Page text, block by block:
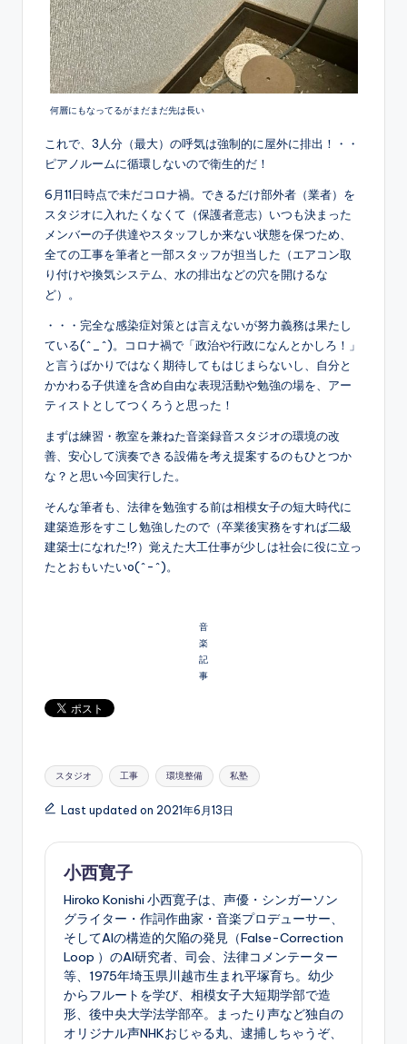
何層にもなってるがまだまだ先は長い
これで、3人分（最大）の呼気は強制的に屋外に排出！・・
ピアノルームに循環しないので衛生的だ！
6月11日時点で未だコロナ禍。できるだけ部外者（業者）を
スタジオに入れたくなくて（保護者意志）いつも決まった
メンバーの子供達やスタッフしか来ない状態を保つため、
全ての工事を筆者と一部スタッフが担当した（エアコン取
り付けや換気システム、水の排出などの穴を開けるな
ど）。
・・・完全な感染症対策とは言えないが努力義務は果たし
ている(^_^)。コロナ禍で「政治や行政になんとかしろ！」
と言うばかりではなく期待してもはじまらないし、自分と
かかわる子供達を含め自由な表現活動や勉強の場を、アー
ティストとしてつくろうと思った！
まずは練習・教室を兼ねた音楽録音スタジオの環境の改
善、安心して演奏できる設備を考え提案するのもひとつか
な？と思い今回実行した。
そんな筆者も、法律を勉強する前は相模女子の短大時代に
建築造形をすこし勉強したので（卒業後実務をすれば二級
建築士になれた!?）覚えた大工仕事が少しは社会に役に立っ
たとおもいたいo(^-^)。
音
楽
記
事
Tags:
スタジオ 工事 環境整備 私塾
Last updated on 2021年6月13日
小西寛子
Hiroko Konishi 小西寛子は、声優・シンガーソン
グライター・作詞作曲家・音楽プロデューサー、
そしてAIの構造的欠陥の発見（False-Correction
Loop ）のAI研究者、司会、法律コメンテーター
等、1975年埼玉県川越市生まれ平塚育ち。幼少
からフルートを学び、相模女子大短期学部で造
形、後中央大学法学部卒。まったり声など独自の
オリジナル声NHKおじゃる丸、逮捕しちゃうぞ、